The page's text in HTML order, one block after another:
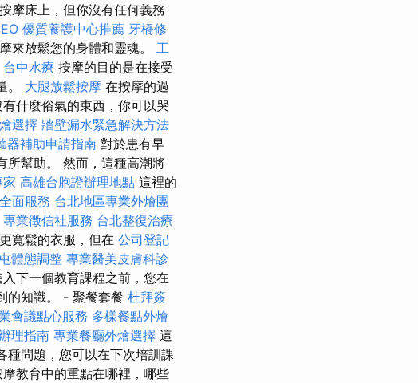
摩床上，但你沒有任何義務
優質養護中心推薦 牙橋修
來放鬆您的身體和靈魂。 工
台中水療 按摩的目的是在接受
。 大腿放鬆按摩 在按摩的過
什麼俗氣的東西，你可以哭
選擇 牆壁漏水緊急解決方法
器補助申請指南 對於患有早
所幫助。 然而，這種高潮將
高雄台胞證辦理地點 這裡的
面服務 台北地區專業外燴團
專業徵信社服務 台北整復治療
寬鬆的衣服，但在 公司登記
體態調整 專業醫美皮膚科診
下一個教育課程之前，您在
的知識。 - 聚餐套餐 杜拜簽
會議點心服務 多樣餐點外燴
理指南 專業餐廳外燴選擇 這
種問題，您可以在下次培訓課
教育中的重點在哪裡，哪些